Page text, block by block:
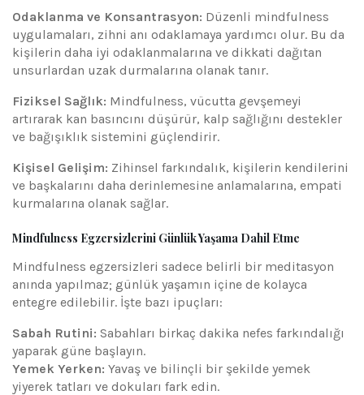
Odaklanma ve Konsantrasyon: Düzenli mindfulness
uygulamaları, zihni anı odaklamaya yardımcı olur. Bu da
kişilerin daha iyi odaklanmalarına ve dikkati dağıtan
unsurlardan uzak durmalarına olanak tanır.
Fiziksel Sağlık: Mindfulness, vücutta gevşemeyi
artırarak kan basıncını düşürür, kalp sağlığını destekler
ve bağışıklık sistemini güçlendirir.
Kişisel Gelişim: Zihinsel farkındalık, kişilerin kendilerini
ve başkalarını daha derinlemesine anlamalarına, empati
kurmalarına olanak sağlar.
Mindfulness Egzersizlerini Günlük Yaşama Dahil Etme
Mindfulness egzersizleri sadece belirli bir meditasyon
anında yapılmaz; günlük yaşamın içine de kolayca
entegre edilebilir. İşte bazı ipuçları:
Sabah Rutini: Sabahları birkaç dakika nefes farkındalığı
yaparak güne başlayın.
Yemek Yerken: Yavaş ve bilinçli bir şekilde yemek
yiyerek tatları ve dokuları fark edin.